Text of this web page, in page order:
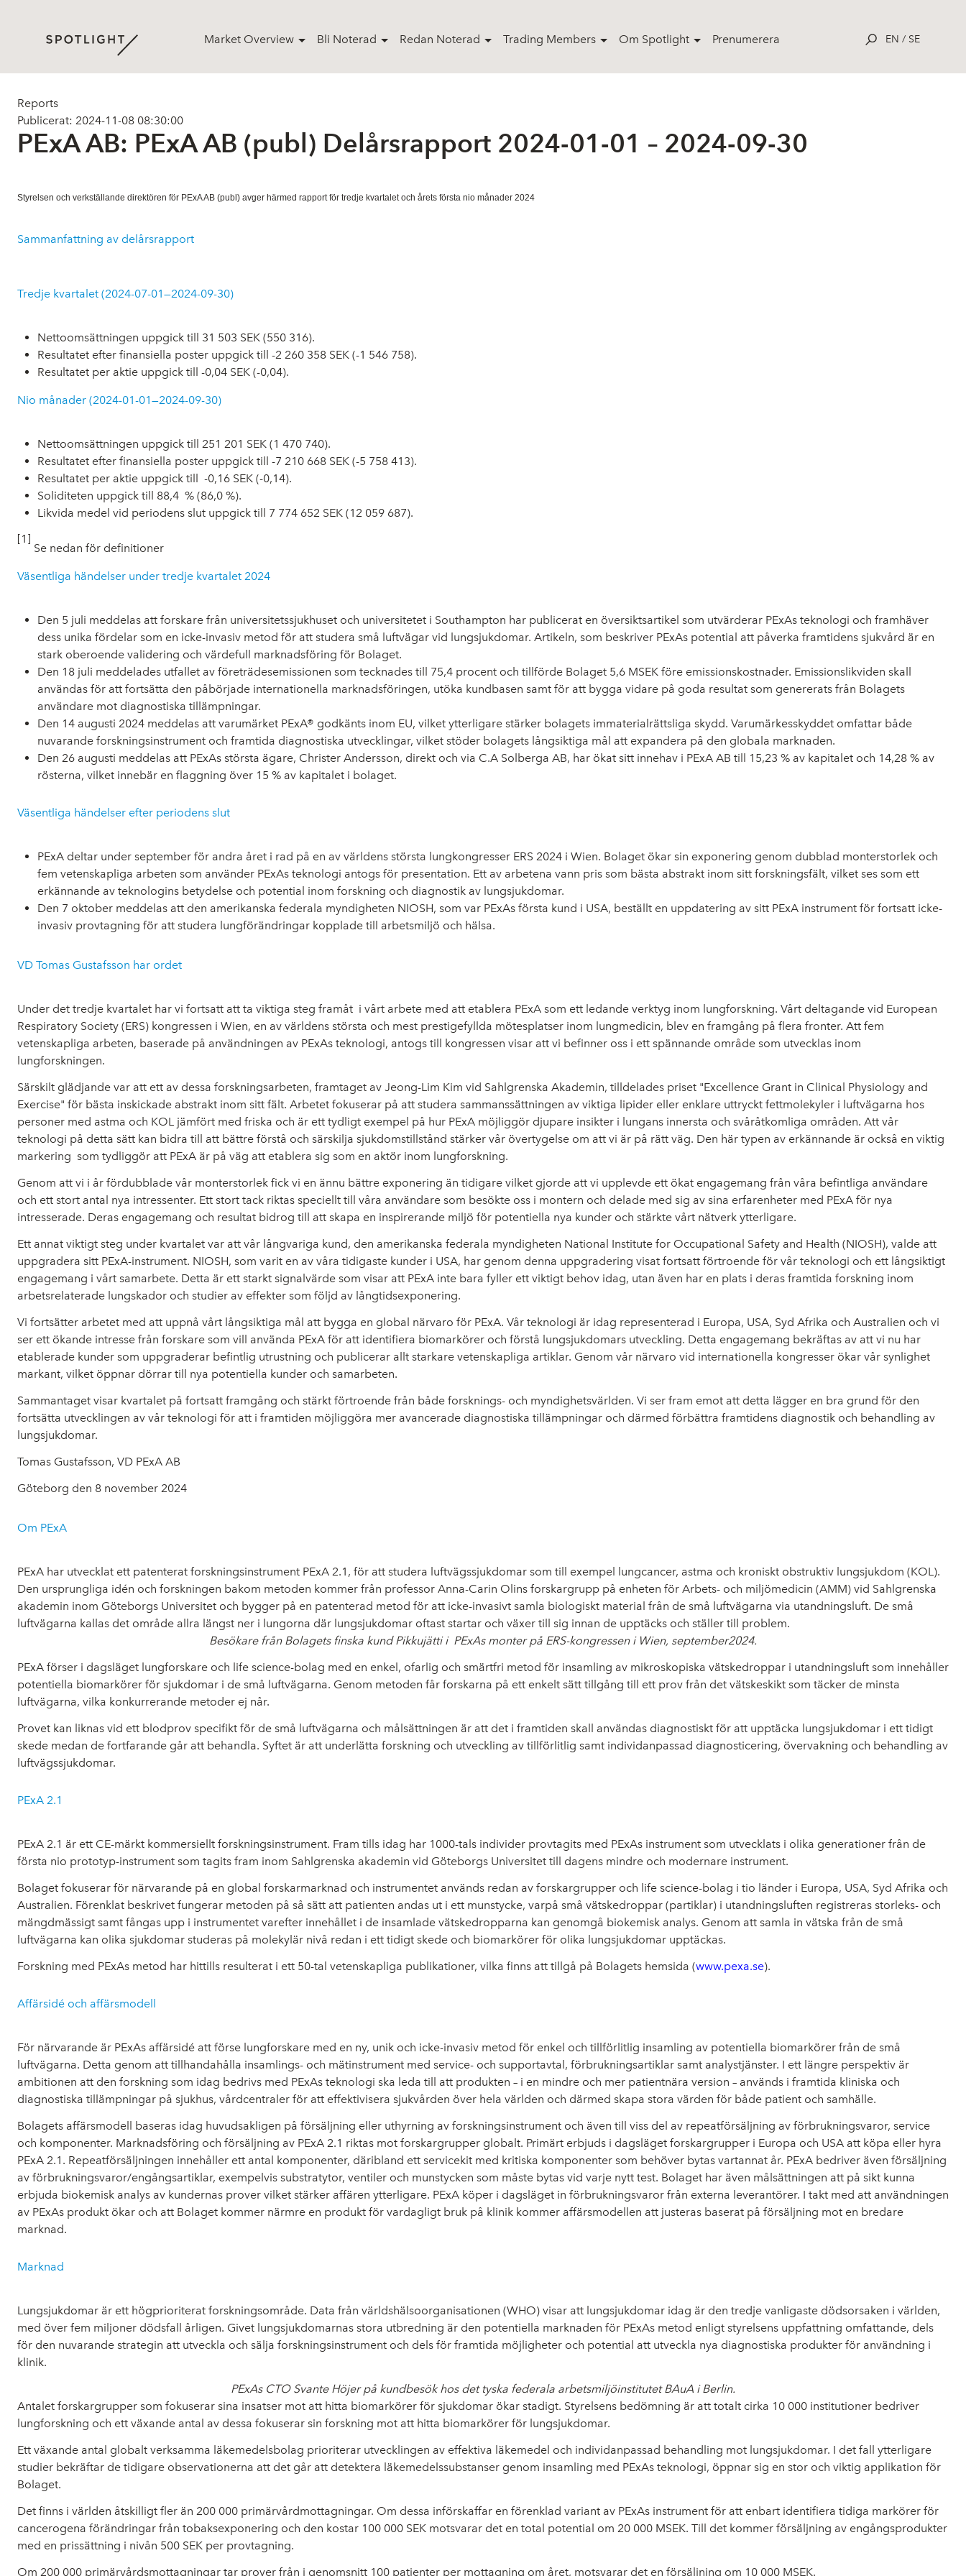
Market Overview Bli Noterad Redan Noterad Trading Members Om Spotlight Prenumerera EN / SE
Reports
Publicerat: 2024-11-08 08:30:00
PExA AB: PExA AB (publ) Delårsrapport 2024-01-01 – 2024-09-30
Styrelsen och verkställande direktören för PExA AB (publ) avger härmed rapport för tredje kvartalet och årets första nio månader 2024
Sammanfattning av delårsrapport
Tredje kvartalet (2024-07-01—2024-09-30)
Nettoomsättningen uppgick till 31 503 SEK (550 316).
Resultatet efter finansiella poster uppgick till -2 260 358 SEK (-1 546 758).
Resultatet per aktie uppgick till -0,04 SEK (-0,04).
Nio månader (2024-01-01—2024-09-30)
Nettoomsättningen uppgick till 251 201 SEK (1 470 740).
Resultatet efter finansiella poster uppgick till -7 210 668 SEK (-5 758 413).
Resultatet per aktie uppgick till -0,16 SEK (-0,14).
Soliditeten uppgick till 88,4 % (86,0 %).
Likvida medel vid periodens slut uppgick till 7 774 652 SEK (12 059 687).
[1]
Se nedan för definitioner
Väsentliga händelser under tredje kvartalet 2024
Den 5 juli meddelas att forskare från universitetssjukhuset och universitetet i Southampton har publicerat en översiktsartikel som utvärderar PExAs teknologi och framhäver
dess unika fördelar som en icke-invasiv metod för att studera små luftvägar vid lungsjukdomar. Artikeln, som beskriver PExAs potential att påverka framtidens sjukvård är en
stark oberoende validering och värdefull marknadsföring för Bolaget.
Den 18 juli meddelades utfallet av företrädesemissionen som tecknades till 75,4 procent och tillförde Bolaget 5,6 MSEK före emissionskostnader. Emissionslikviden skall
användas för att fortsätta den påbörjade internationella marknadsföringen, utöka kundbasen samt för att bygga vidare på goda resultat som genererats från Bolagets
användare mot diagnostiska tillämpningar.
Den 14 augusti 2024 meddelas att varumärket PExA® godkänts inom EU, vilket ytterligare stärker bolagets immaterialrättsliga skydd. Varumärkesskyddet omfattar både
nuvarande forskningsinstrument och framtida diagnostiska utvecklingar, vilket stöder bolagets långsiktiga mål att expandera på den globala marknaden.
Den 26 augusti meddelas att PExAs största ägare, Christer Andersson, direkt och via C.A Solberga AB, har ökat sitt innehav i PExA AB till 15,23 % av kapitalet och 14,28 % av
rösterna, vilket innebär en flaggning över 15 % av kapitalet i bolaget.
Väsentliga händelser efter periodens slut
PExA deltar under september för andra året i rad på en av världens största lungkongresser ERS 2024 i Wien. Bolaget ökar sin exponering genom dubblad monterstorlek och
fem vetenskapliga arbeten som använder PExAs teknologi antogs för presentation. Ett av arbetena vann pris som bästa abstrakt inom sitt forskningsfält, vilket ses som ett
erkännande av teknologins betydelse och potential inom forskning och diagnostik av lungsjukdomar.
Den 7 oktober meddelas att den amerikanska federala myndigheten NIOSH, som var PExAs första kund i USA, beställt en uppdatering av sitt PExA instrument för fortsatt icke-
invasiv provtagning för att studera lungförändringar kopplade till arbetsmiljö och hälsa.
VD Tomas Gustafsson har ordet
Under det tredje kvartalet har vi fortsatt att ta viktiga steg framåt i vårt arbete med att etablera PExA som ett ledande verktyg inom lungforskning. Vårt deltagande vid European
Respiratory Society (ERS) kongressen i Wien, en av världens största och mest prestigefyllda mötesplatser inom lungmedicin, blev en framgång på flera fronter. Att fem
vetenskapliga arbeten, baserade på användningen av PExAs teknologi, antogs till kongressen visar att vi befinner oss i ett spännande område som utvecklas inom
lungforskningen.
Särskilt glädjande var att ett av dessa forskningsarbeten, framtaget av Jeong-Lim Kim vid Sahlgrenska Akademin, tilldelades priset "Excellence Grant in Clinical Physiology and
Exercise" för bästa inskickade abstrakt inom sitt fält. Arbetet fokuserar på att studera sammanssättningen av viktiga lipider eller enklare uttryckt fettmolekyler i luftvägarna hos
personer med astma och KOL jämfört med friska och är ett tydligt exempel på hur PExA möjliggör djupare insikter i lungans innersta och svåråtkomliga områden. Att vår
teknologi på detta sätt kan bidra till att bättre förstå och särskilja sjukdomstillstånd stärker vår övertygelse om att vi är på rätt väg. Den här typen av erkännande är också en viktig
markering som tydliggör att PExA är på väg att etablera sig som en aktör inom lungforskning.
Genom att vi i år fördubblade vår monterstorlek fick vi en ännu bättre exponering än tidigare vilket gjorde att vi upplevde ett ökat engagemang från våra befintliga användare
och ett stort antal nya intressenter. Ett stort tack riktas speciellt till våra användare som besökte oss i montern och delade med sig av sina erfarenheter med PExA för nya
intresserade. Deras engagemang och resultat bidrog till att skapa en inspirerande miljö för potentiella nya kunder och stärkte vårt nätverk ytterligare.
Ett annat viktigt steg under kvartalet var att vår långvariga kund, den amerikanska federala myndigheten National Institute for Occupational Safety and Health (NIOSH), valde att
uppgradera sitt PExA-instrument. NIOSH, som varit en av våra tidigaste kunder i USA, har genom denna uppgradering visat fortsatt förtroende för vår teknologi och ett långsiktigt
engagemang i vårt samarbete. Detta är ett starkt signalvärde som visar att PExA inte bara fyller ett viktigt behov idag, utan även har en plats i deras framtida forskning inom
arbetsrelaterade lungskador och studier av effekter som följd av långtidsexponering.
Vi fortsätter arbetet med att uppnå vårt långsiktiga mål att bygga en global närvaro för PExA. Vår teknologi är idag representerad i Europa, USA, Syd Afrika och Australien och vi
ser ett ökande intresse från forskare som vill använda PExA för att identifiera biomarkörer och förstå lungsjukdomars utveckling. Detta engagemang bekräftas av att vi nu har
etablerade kunder som uppgraderar befintlig utrustning och publicerar allt starkare vetenskapliga artiklar. Genom vår närvaro vid internationella kongresser ökar vår synlighet
markant, vilket öppnar dörrar till nya potentiella kunder och samarbeten.
Sammantaget visar kvartalet på fortsatt framgång och stärkt förtroende från både forsknings- och myndighetsvärlden. Vi ser fram emot att detta lägger en bra grund för den
fortsätta utvecklingen av vår teknologi för att i framtiden möjliggöra mer avancerade diagnostiska tillämpningar och därmed förbättra framtidens diagnostik och behandling av
lungsjukdomar.
Tomas Gustafsson, VD PExA AB
Göteborg den 8 november 2024
Om PExA
PExA har utvecklat ett patenterat forskningsinstrument PExA 2.1, för att studera luftvägssjukdomar som till exempel lungcancer, astma och kroniskt obstruktiv lungsjukdom (KOL).
Den ursprungliga idén och forskningen bakom metoden kommer från professor Anna-Carin Olins forskargrupp på enheten för Arbets- och miljömedicin (AMM) vid Sahlgrenska
akademin inom Göteborgs Universitet och bygger på en patenterad metod för att icke-invasivt samla biologiskt material från de små luftvägarna via utandningsluft. De små
luftvägarna kallas det område allra längst ner i lungorna där lungsjukdomar oftast startar och växer till sig innan de upptäcks och ställer till problem.
Besökare från Bolagets finska kund Pikkujätti i PExAs monter på ERS-kongressen i Wien, september2024.
PExA förser i dagsläget lungforskare och life science-bolag med en enkel, ofarlig och smärtfri metod för insamling av mikroskopiska vätskedroppar i utandningsluft som innehåller
potentiella biomarkörer för sjukdomar i de små luftvägarna. Genom metoden får forskarna på ett enkelt sätt tillgång till ett prov från det vätskeskikt som täcker de minsta
luftvägarna, vilka konkurrerande metoder ej når.
Provet kan liknas vid ett blodprov specifikt för de små luftvägarna och målsättningen är att det i framtiden skall användas diagnostiskt för att upptäcka lungsjukdomar i ett tidigt
skede medan de fortfarande går att behandla. Syftet är att underlätta forskning och utveckling av tillförlitlig samt individanpassad diagnosticering, övervakning och behandling av
luftvägssjukdomar.
PExA 2.1
PExA 2.1 är ett CE-märkt kommersiellt forskningsinstrument. Fram tills idag har 1000-tals individer provtagits med PExAs instrument som utvecklats i olika generationer från de
första nio prototyp-instrument som tagits fram inom Sahlgrenska akademin vid Göteborgs Universitet till dagens mindre och modernare instrument.
Bolaget fokuserar för närvarande på en global forskarmarknad och instrumentet används redan av forskargrupper och life science-bolag i tio länder i Europa, USA, Syd Afrika och
Australien. Förenklat beskrivet fungerar metoden på så sätt att patienten andas ut i ett munstycke, varpå små vätskedroppar (partiklar) i utandningsluften registreras storleks- och
mängdmässigt samt fångas upp i instrumentet varefter innehållet i de insamlade vätskedropparna kan genomgå biokemisk analys. Genom att samla in vätska från de små
luftvägarna kan olika sjukdomar studeras på molekylär nivå redan i ett tidigt skede och biomarkörer för olika lungsjukdomar upptäckas.
Forskning med PExAs metod har hittills resulterat i ett 50-tal vetenskapliga publikationer, vilka finns att tillgå på Bolagets hemsida (www.pexa.se).
Affärsidé och affärsmodell
För närvarande är PExAs affärsidé att förse lungforskare med en ny, unik och icke-invasiv metod för enkel och tillförlitlig insamling av potentiella biomarkörer från de små
luftvägarna. Detta genom att tillhandahålla insamlings- och mätinstrument med service- och supportavtal, förbrukningsartiklar samt analystjänster. I ett längre perspektiv är
ambitionen att den forskning som idag bedrivs med PExAs teknologi ska leda till att produkten – i en mindre och mer patientnära version – används i framtida kliniska och
diagnostiska tillämpningar på sjukhus, vårdcentraler för att effektivisera sjukvården över hela världen och därmed skapa stora värden för både patient och samhälle.
Bolagets affärsmodell baseras idag huvudsakligen på försäljning eller uthyrning av forskningsinstrument och även till viss del av repeatförsäljning av förbrukningsvaror, service
och komponenter. Marknadsföring och försäljning av PExA 2.1 riktas mot forskargrupper globalt. Primärt erbjuds i dagsläget forskargrupper i Europa och USA att köpa eller hyra
PExA 2.1. Repeatförsäljningen innehåller ett antal komponenter, däribland ett servicekit med kritiska komponenter som behöver bytas vartannat år. PExA bedriver även försäljning
av förbrukningsvaror/engångsartiklar, exempelvis substratytor, ventiler och munstycken som måste bytas vid varje nytt test. Bolaget har även målsättningen att på sikt kunna
erbjuda biokemisk analys av kundernas prover vilket stärker affären ytterligare. PExA köper i dagsläget in förbrukningsvaror från externa leverantörer. I takt med att användningen
av PExAs produkt ökar och att Bolaget kommer närmre en produkt för vardagligt bruk på klinik kommer affärsmodellen att justeras baserat på försäljning mot en bredare
marknad.
Marknad
Lungsjukdomar är ett högprioriterat forskningsområde. Data från världshälsoorganisationen (WHO) visar att lungsjukdomar idag är den tredje vanligaste dödsorsaken i världen,
med över fem miljoner dödsfall årligen. Givet lungsjukdomarnas stora utbredning är den potentiella marknaden för PExAs metod enligt styrelsens uppfattning omfattande, dels
för den nuvarande strategin att utveckla och sälja forskningsinstrument och dels för framtida möjligheter och potential att utveckla nya diagnostiska produkter för användning i
klinik.
PExAs CTO Svante Höjer på kundbesök hos det tyska federala arbetsmiljöinstitutet BAuA i Berlin.
Antalet forskargrupper som fokuserar sina insatser mot att hitta biomarkörer för sjukdomar ökar stadigt. Styrelsens bedömning är att totalt cirka 10 000 institutioner bedriver
lungforskning och ett växande antal av dessa fokuserar sin forskning mot att hitta biomarkörer för lungsjukdomar.
Ett växande antal globalt verksamma läkemedelsbolag prioriterar utvecklingen av effektiva läkemedel och individanpassad behandling mot lungsjukdomar. I det fall ytterligare
studier bekräftar de tidigare observationerna att det går att detektera läkemedelssubstanser genom insamling med PExAs teknologi, öppnar sig en stor och viktig applikation för
Bolaget.
Det finns i världen åtskilligt fler än 200 000 primärvårdmottagningar. Om dessa införskaffar en förenklad variant av PExAs instrument för att enbart identifiera tidiga markörer för
cancerogena förändringar från tobaksexponering och den kostar 100 000 SEK motsvarar det en total potential om 20 000 MSEK. Till det kommer försäljning av engångsprodukter
med en prissättning i nivån 500 SEK per provtagning.
Om 200 000 primärvårdsmottagningar tar prover från i genomsnitt 100 patienter per mottagning om året, motsvarar det en försäljning om 10 000 MSEK.